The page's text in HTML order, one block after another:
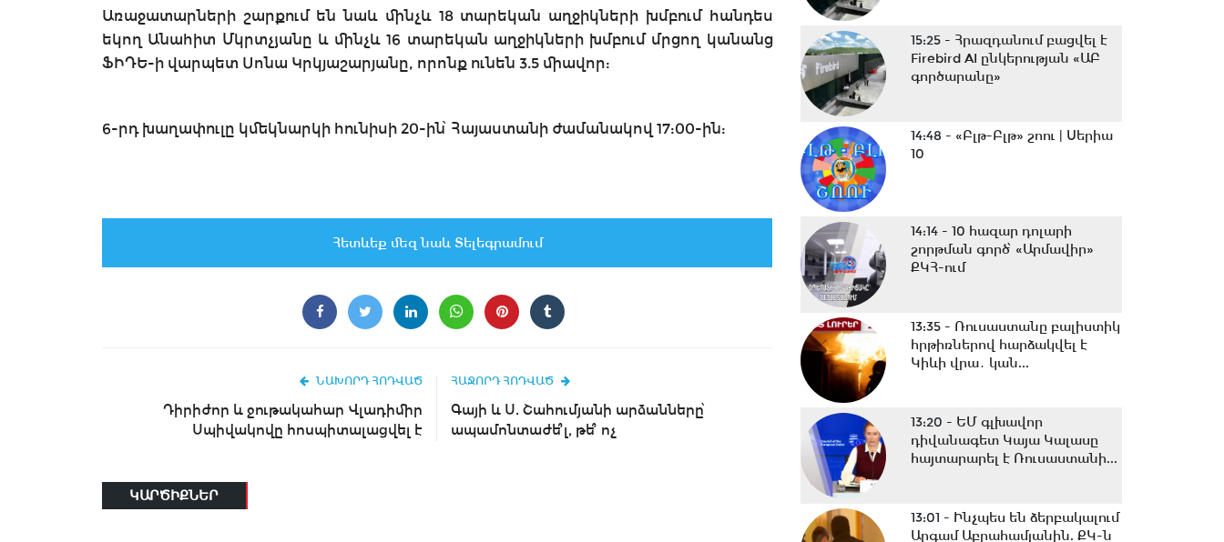
Առաջատարների շարքում են նաև մինչև 18 տարեկան աղջիկների խմբում հանդես
եկող Անահիտ Մկրտչյանը և մինչև 16 տարեկան աղջիկների խմբում մրցող կանանց
ՖԻԴԵ-ի վարպետ Սոնա Կրկյաշարյանը, որոնք ունեն 3.5 միավոր:
6-րդ խաղափուլը կմեկնարկի հունիսի 20-ին՝ Հայաստանի ժամանակով 17:00-ին:
Հետևեք մեզ նաև Տելեգրամում
ՆԱԽՈՐԴ ՀՈԴՎԱԾ
Դիրիժոր և ջութակահար Վլադիմիր
Սպիվակովը հոսպիտալացվել է
ՀԱՋՈՐԴ ՀՈԴՎԱԾ
Գայի և Ս. Շահումյանի արձանները՝
ապամոնտաժե՞լ, թե՞ ոչ
ԿԱՐԾԻՔՆԵՐ
15:25 - Հրազդանում բացվել է
Firebird AI ընկերության «ԱԲ
գործարանը»
14:48 - «Բլթ-Բլթ» շոու | Սերիա
10
14:14 - 10 հազար դոլարի
շորթման գործ՝ «Արմավիր»
ՔԿՀ-ում
13:35 - Ռուսաստանը բալիստիկ
հրթիռներով հարձակվել է
Կիևի վրա․ կան...
13:20 - ԵՄ գլխավոր
դիվանագետ Կայա Կալասը
հայտարարել է Ռուսաստանի...
13:01 - Ինչպես են ձերբակալում
Արգամ Աբրահամյանին. ՔԿ-ն